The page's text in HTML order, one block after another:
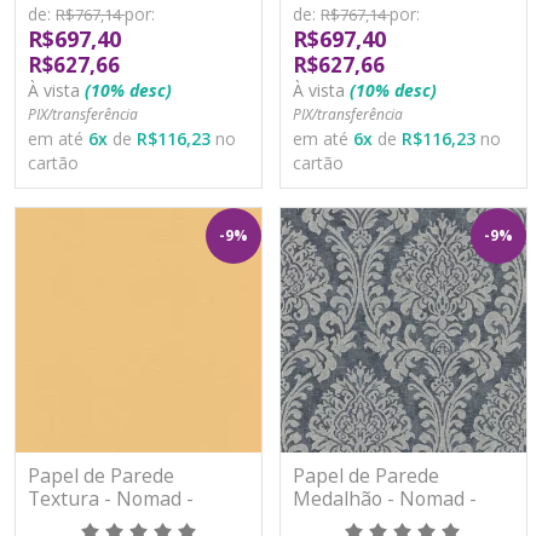
de: R$767,14por:
R$697,40
R$627,66
À vista (10% desc)
PIX/transferência
em até 6x de R$116,23 no
cartão
de: R$767,14por:
R$697,40
R$627,66
À vista (10% desc)
PIX/transferência
em até 6x de R$116,23 no
cartão
-9%
Papel de Parede
Textura - Nomad -
A48904 - Vinílico
-9%
Papel de Parede
Medalhão - Nomad -
A50101 - Vinílico